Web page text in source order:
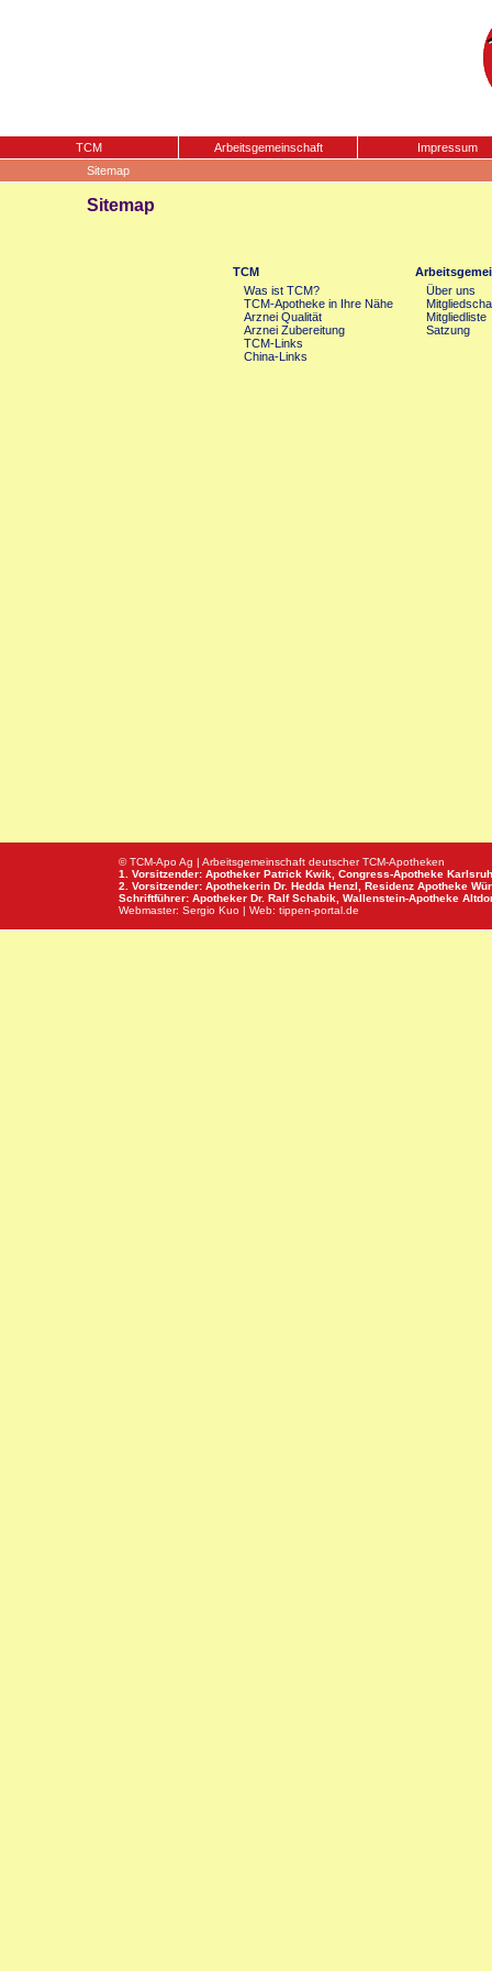
TCM Arbeitsgemeinschaft
Impressum
Sitemap
Sitemap
TCM
Was ist TCM?
TCM-Apotheke in Ihre Nähe
Arznei Qualität
Arznei Zubereitung
TCM-Links
China-Links
Über uns
Mitgliedliste
Satzung
© TCM-Apo Ag | Arbeitsgemeinschaft deutscher TCM-Apotheken
1. Vorsitzender: Apotheker Patrick Kwik, Congress-Apotheke
2. Vorsitzender: Apothekerin Dr. Hedda Henzl, Residenz Apotheke
Schriftführer: Apotheker Dr. Ralf Schabik, Wallenstein-Apotheke
Webmaster: Sergio Kuo | Web: tippen-portal.de